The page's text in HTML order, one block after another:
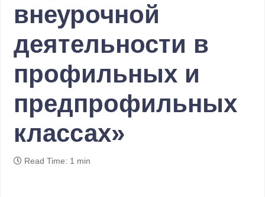
внеурочной
деятельности в
профильных и
предпрофильных
классах»
Read Time: 1 min